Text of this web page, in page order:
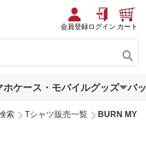
会員登録ログイン カート
ホケース・モバイルグッズ バ
索 Tシャツ販売一覧 BURN MY